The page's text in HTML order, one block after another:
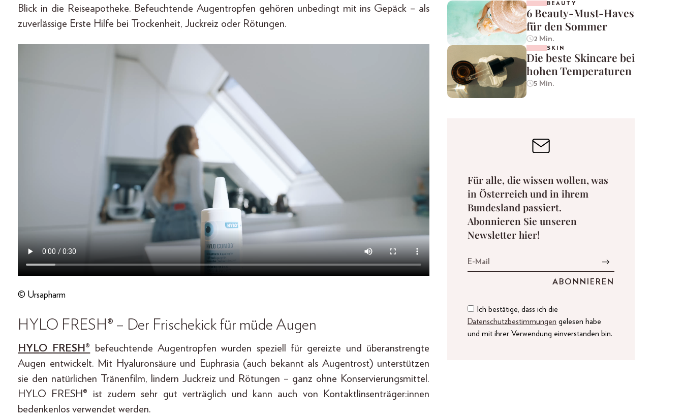
Blick in die Reiseapotheke. Befeuchtende Augentropfen gehören unbedingt mit ins Gepäck – als
zuverlässige Erste Hilfe bei Trockenheit, Juckreiz oder Rötungen.
© Ursapharm
HYLO FRESH® – Der Frischekick für müde Augen
HYLO FRESH® befeuchtende Augentropfen wurden speziell für gereizte und überanstrengte
Augen entwickelt. Mit Hyaluronsäure und Euphrasia (auch bekannt als Augentrost) unterstützen
sie den natürlichen Tränenfilm, lindern Juckreiz und Rötungen – ganz ohne Konservierungsmittel.
HYLO FRESH® ist zudem sehr gut verträglich und kann auch von Kontaktlinsenträger:innen
bedenkenlos verwendet werden.
BEAUTY
6 Beauty-Must-Haves
für den Sommer
2 Min.
SKIN
Die beste Skincare bei
hohen Temperaturen
5 Min.
Für alle, die wissen wollen, was
in Österreich und in ihrem
Bundesland passiert.
Abonnieren Sie unseren
Newsletter hier!
Ich bestätige, dass ich die
Datenschutzbestimmungen gelesen habe
und mit ihrer Verwendung einverstanden bin.